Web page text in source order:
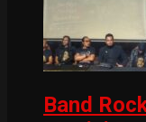
Band